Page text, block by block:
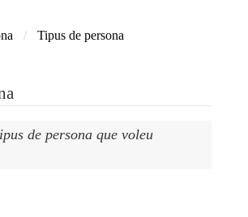
Tipus de persona
de persona que voleu